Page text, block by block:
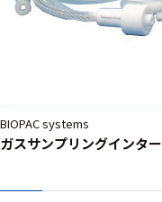
BIOPAC systems
ガスサンプリングインタ